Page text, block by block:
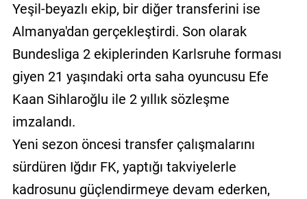
Yeşil-beyazlı ekip, bir diğer transferini ise
Almanya'dan gerçekleştirdi. Son olarak
Bundesliga 2 ekiplerinden Karlsruhe forması
giyen 21 yaşındaki orta saha oyuncusu Efe
Kaan Sihlaroğlu ile 2 yıllık sözleşme
imzalandı.
Yeni sezon öncesi transfer çalışmalarını
sürdüren Iğdır FK, yaptığı takviyelerle
kadrosunu güçlendirmeye devam ederken,